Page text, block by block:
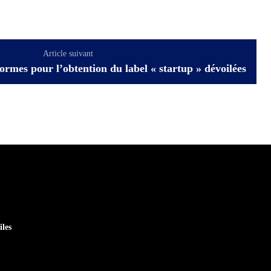
Article suivant
pour l’obtention du label « startup » dévoilées